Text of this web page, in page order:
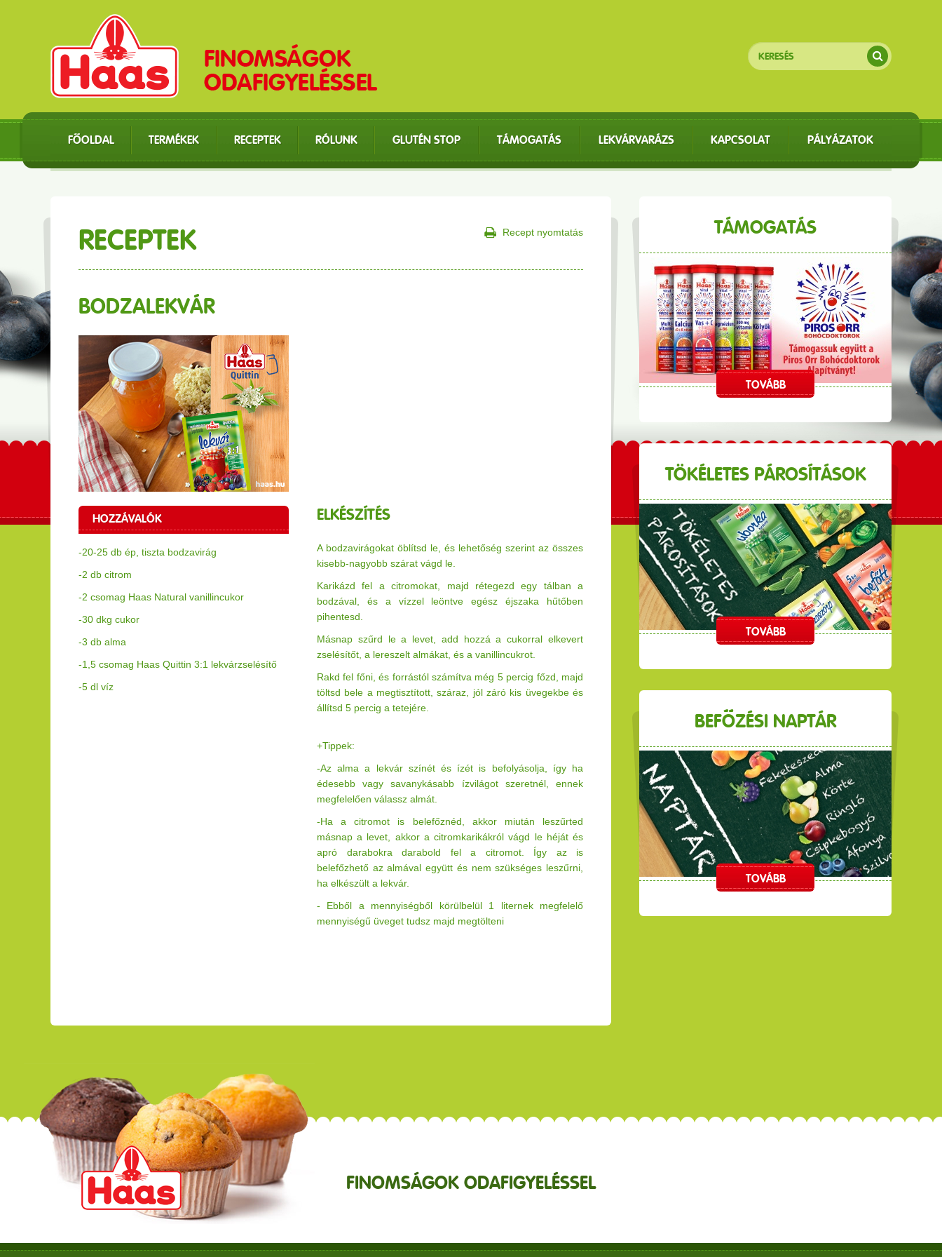
FŐOLDAL TERMÉKEK RECEPTEK RÓLUNK GLUTÉN STOP TÁMOGATÁS LEKVÁRVARÁZS KAPCSOLAT PÁLYÁZATOK
RECEPTEK Recept nyomtatás
BODZALEKVÁR
HOZZÁVALÓK
-20-25 db ép, tiszta bodzavirág
-2 db citrom
-2 csomag Haas Natural vanillincukor
-30 dkg cukor
-3 db alma
-1,5 csomag Haas Quittin 3:1 lekvárzselésítő
-5 dl víz
ELKÉSZÍTÉS
A bodzavirágokat öblítsd le, és lehetőség szerint az összes
kisebb-nagyobb szárat vágd le.
Karikázd fel a citromokat, majd rétegezd egy tálban a
bodzával, és a vízzel leöntve egész éjszaka hűtőben
pihentesd.
Másnap szűrd le a levet, add hozzá a cukorral elkevert
zselésítőt, a lereszelt almákat, és a vanillincukrot.
Rakd fel főni, és forrástól számítva még 5 percig főzd, majd
töltsd bele a megtisztított, száraz, jól záró kis üvegekbe és
állítsd 5 percig a tetejére.
+Tippek:
-Az alma a lekvár színét és ízét is befolyásolja, így ha
édesebb vagy savanykásabb ízvilágot szeretnél, ennek
megfelelően válassz almát.
-Ha a citromot is belefőznéd, akkor miután leszűrted
másnap a levet, akkor a citromkarikákról vágd le héját és
apró darabokra darabold fel a citromot. Így az is
belefőzhető az almával együtt és nem szükséges leszűrni,
ha elkészült a lekvár.
- Ebből a mennyiségből körülbelül 1 liternek megfelelő
mennyiségű üveget tudsz majd megtölteni
TÁMOGATÁS
TOVÁBB
TÖKÉLETES PÁROSÍTÁSOK
TOVÁBB
BEFŐZÉSI NAPTÁR
TOVÁBB
FINOMSÁGOK ODAFIGYELÉSSEL